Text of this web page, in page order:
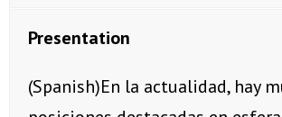
Presentation
(Spanish)En la actualidad, hay